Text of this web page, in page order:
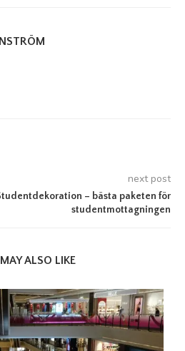
next post
– bästa paketen för
studentmottagningen
ALSO LIKE